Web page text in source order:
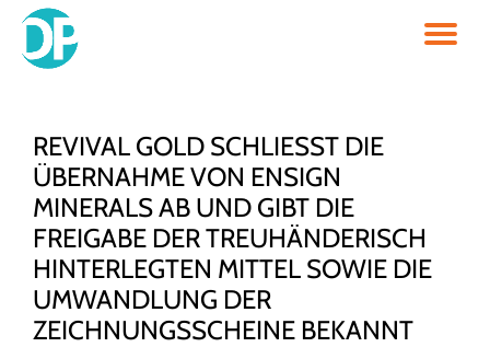
Skip
REVIVAL GOLD SCHLIESST DIE Ü
BERNAHME VON ENSIGN M
INERALS AB UND GIBT DIE F
REIGABE DER TREUHÄNDERISCH H
INTERLEGTEN MITTEL SOWIE DIE U
MWANDLUNG DER Z
EICHNUNGSSCHEINE BEKANNT